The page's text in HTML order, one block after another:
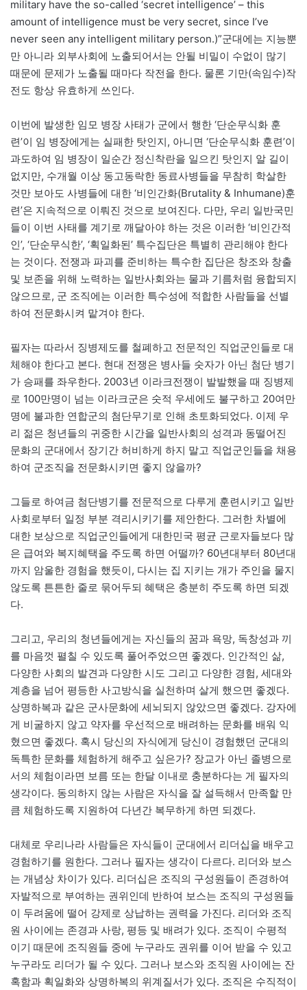
military have the so-called ‘secret intelligence’ – this
amount of intelligence must be very secret, since I’ve
never seen any intelligent military person.)”군대에는 지능뿐
만 아니라 외부사회에 노출되어서는 안될 비밀이 수없이 많기
때문에 문제가 노출될 때마다 작전을 한다. 물론 기만(속임수)작
전도 항상 유효하게 쓰인다.
이번에 발생한 임모 병장 사태가 군에서 행한 ‘단순무식화 훈
련’이 임 병장에게는 실패한 탓인지, 아니면 ‘단순무식화 훈련’이
과도하여 임 병장이 일순간 정신착란을 일으킨 탓인지 알 길이
없지만, 수개월 이상 동고동락한 동료사병들을 무참히 학살한
것만 보아도 사병들에 대한 ‘비인간화(Brutality & Inhumane)훈
련’은 지속적으로 이뤄진 것으로 보여진다. 다만, 우리 일반국민
들이 이번 사태를 계기로 깨달아야 하는 것은 이러한 ‘비인간적
인’, ‘단순무식한’, ‘획일화된’ 특수집단은 특별히 관리해야 한다
는 것이다. 전쟁과 파괴를 준비하는 특수한 집단은 창조와 창출
및 보존을 위해 노력하는 일반사회와는 물과 기름처럼 융합되지
않으므로, 군 조직에는 이러한 특수성에 적합한 사람들을 선별
하여 전문화시켜 맡겨야 한다.
필자는 따라서 징병제도를 철폐하고 전문적인 직업군인들로 대
체해야 한다고 본다. 현대 전쟁은 병사들 숫자가 아닌 첨단 병기
가 승패를 좌우한다. 2003년 이라크전쟁이 발발했을 때 징병제
로 100만명이 넘는 이라크군은 숫적 우세에도 불구하고 20여만
명에 불과한 연합군의 첨단무기로 인해 초토화되었다. 이제 우
리 젊은 청년들의 귀중한 시간을 일반사회의 성격과 동떨어진
문화의 군대에서 장기간 허비하게 하지 말고 직업군인들을 채용
하여 군조직을 전문화시키면 좋지 않을까?
그들로 하여금 첨단병기를 전문적으로 다루게 훈련시키고 일반
사회로부터 일정 부분 격리시키기를 제안한다. 그러한 차별에
대한 보상으로 직업군인들에게 대한민국 평균 근로자들보다 많
은 급여와 복지혜택을 주도록 하면 어떨까? 60년대부터 80년대
까지 암울한 경험을 했듯이, 다시는 집 지키는 개가 주인을 물지
않도록 튼튼한 줄로 묶어두되 혜택은 충분히 주도록 하면 되겠
다.
그리고, 우리의 청년들에게는 자신들의 꿈과 욕망, 독창성과 끼
를 마음껏 펼칠 수 있도록 풀어주었으면 좋겠다. 인간적인 삶,
다양한 사회의 발견과 다양한 시도 그리고 다양한 경험, 세대와
계층을 넘어 평등한 사고방식을 실천하며 살게 했으면 좋겠다.
상명하복과 같은 군사문화에 세뇌되지 않았으면 좋겠다. 강자에
게 비굴하지 않고 약자를 우선적으로 배려하는 문화를 배워 익
혔으면 좋겠다. 혹시 당신의 자식에게 당신이 경험했던 군대의
독특한 문화를 체험하게 해주고 싶은가? 장교가 아닌 졸병으로
서의 체험이라면 보름 또는 한달 이내로 충분하다는 게 필자의
생각이다. 동의하지 않는 사람은 자식을 잘 설득해서 만족할 만
큼 체험하도록 지원하여 다년간 복무하게 하면 되겠다.
대체로 우리나라 사람들은 자식들이 군대에서 리더십을 배우고
경험하기를 원한다. 그러나 필자는 생각이 다르다. 리더와 보스
는 개념상 차이가 있다. 리더십은 조직의 구성원들이 존경하여
자발적으로 부여하는 권위인데 반하여 보스는 조직의 구성원들
이 두려움에 떨어 강제로 상납하는 권력을 가진다. 리더와 조직
원 사이에는 존경과 사랑, 평등 및 배려가 있다. 조직이 수평적
이기 때문에 조직원들 중에 누구라도 권위를 이어 받을 수 있고
누구라도 리더가 될 수 있다. 그러나 보스와 조직원 사이에는 잔
혹함과 획일화와 상명하복의 위계질서가 있다. 조직은 수직적이